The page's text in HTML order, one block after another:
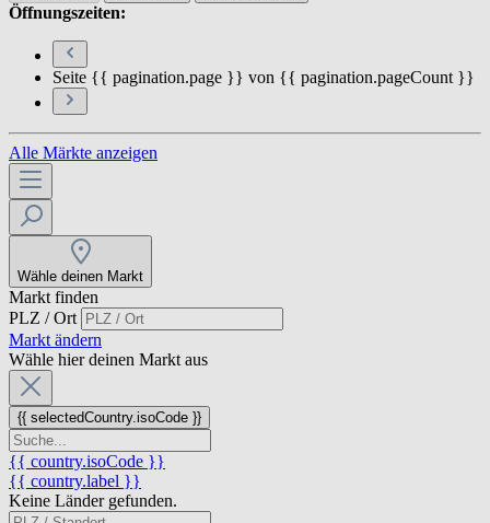
Öffnungszeiten:
Seite {{ pagination.page }} von {{ pagination.pageCount }}
Alle Märkte anzeigen
Wähle deinen Markt
Markt finden
PLZ / Ort
Markt ändern
Wähle hier deinen Markt aus
{{ selectedCountry.isoCode }}
{{ country.isoCode }}
{{ country.label }}
Keine Länder gefunden.